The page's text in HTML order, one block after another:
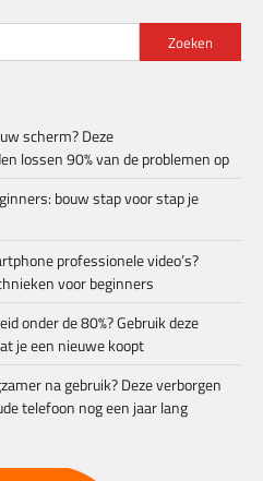
Zoeken
scherm? Deze
lossen 90% van de problemen op
bouw stap voor stap je
professionele video’s?
voor beginners
onder de 80%? Gebruik deze
je een nieuwe koopt
na gebruik? Deze verborgen
telefoon nog een jaar lang